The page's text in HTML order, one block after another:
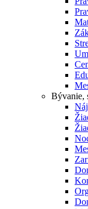
Bývanie,